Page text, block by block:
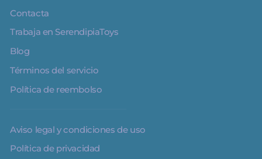
Contacta
Trabaja en SerendipiaToys
Blog
Términos del servicio
Política de reembolso
Aviso legal y condiciones de uso
Política de privacidad